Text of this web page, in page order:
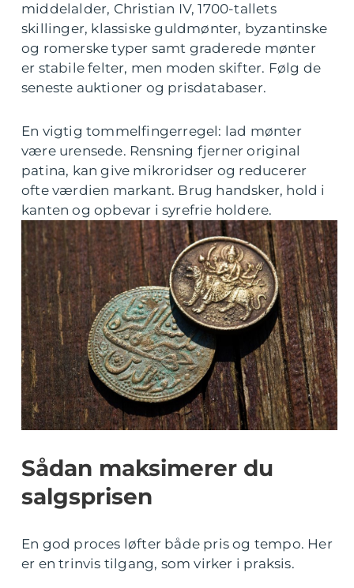
middelalder, Christian IV, 1700-tallets
skillinger, klassiske guldmønter, byzantinske
og romerske typer samt graderede mønter
er stabile felter, men moden skifter. Følg de
seneste auktioner og prisdatabaser.
En vigtig tommelfingerregel: lad mønter
være urensede. Rensning fjerner original
patina, kan give mikroridser og reducerer
ofte værdien markant. Brug handsker, hold i
kanten og opbevar i syrefrie holdere.
Sådan maksimerer du
salgsprisen
En god proces løfter både pris og tempo. Her
er en trinvis tilgang, som virker i praksis.